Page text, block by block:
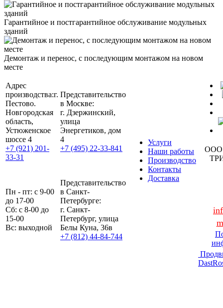
Гарантийное и постгарантийное обслуживание модульных
зданий
Демонтаж и перенос, с последующим монтажом на новом
месте
Адрес
производства:г.
Пестово.
Новгородская
область,
Устюженское
шоссе 4
+7 (921) 201-
33-31
Представительство
в Москве:
г. Дзержинский,
улица
Энергетиков, дом
4
+7 (495) 22-33-841
Услуги
Наши работы
Производство
Контакты
Доставка
ООО
Пн - пт: с 9-00
до 17-00
Сб: с 8-00 до
15-00
Вс: выходной
Представительство
в Санкт-
Петербурге:
г. Санкт-
Петербург, улица
Белы Куна, 36в
+7 (812) 44-84-744